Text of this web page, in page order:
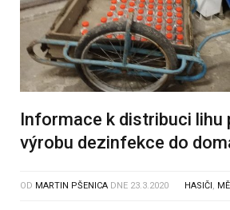
Informace k distribuci lihu
výrobu dezinfekce do
OD MARTIN PŠENICA DNE 23.3.2020 HASIČI ,